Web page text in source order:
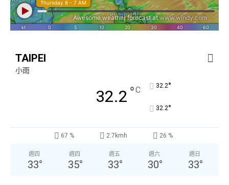
TAIPEI
小雨
32.2 °C 32.2°
32.2°
67 % 2.7kmh 26 %
週四
33°
週四
35°
週五
33°
週六
30°
週日
33°